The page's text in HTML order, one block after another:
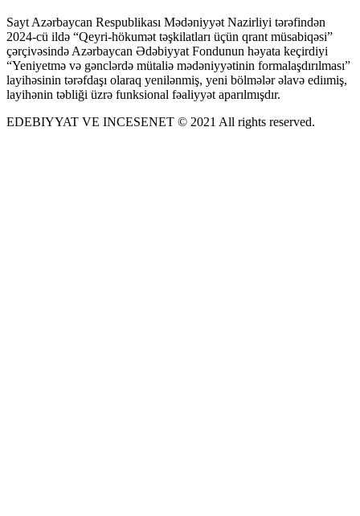
Sayt Azərbaycan Respublikası Mədəniyyət Nazirliyi tərəfindən
2024-cü ildə “Qeyri-hökumət təşkilatları üçün qrant müsabiqəsi”
çərçivəsində Azərbaycan Ədəbiyyat Fondunun həyata keçirdiyi
“Yeniyetmə və gənclərdə mütaliə mədəniyyətinin formalaşdırılması”
layihəsinin tərəfdaşı olaraq yenilənmiş, yeni bölmələr əlavə ediımiş,
layihənin təbliği üzrə funksional fəaliyyət aparılmışdır.
EDEBIYYAT VE INCESENET © 2021 All rights reserved.